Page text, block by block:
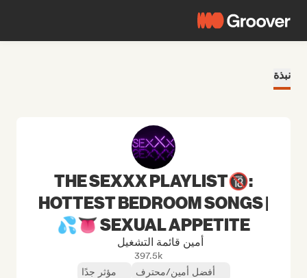
نبذة
THE SEXXX PLAYLIST🔞:
HOTTEST BEDROOM SONGS |
SEXUAL APPETITE 👅💦
أمين قائمة التشغيل
397.5k
أفضل أمين/محترف
مؤثر جدًا